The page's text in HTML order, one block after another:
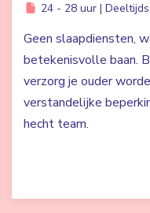
24 - 28 uur |
Geen slaapdiensten,
betekenisvolle baan.
verzorg je ouder
verstandelijke
hecht team.